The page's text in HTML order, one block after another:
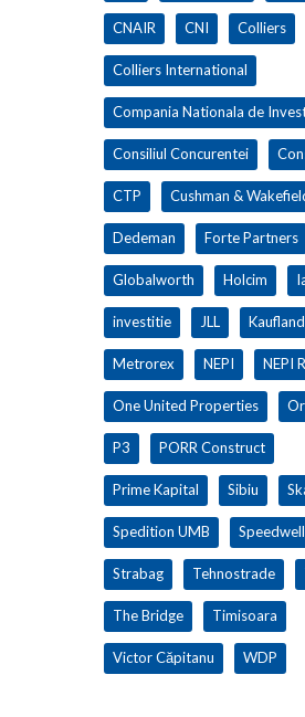
CNAIR CNI Colliers
Colliers International
Compania Nationala de
Consiliul Concurentei
CTP Cushman &
Dedeman Forte Partners
Globalworth Holcim
investitie JLL Kaufland
Metrorex NEPI NEPI
One United Properties
P3 PORR Construct
Prime Kapital Sibiu
Spedition UMB Speedwell
Strabag Tehnostrade
The Bridge Timisoara
Victor Căpitanu WDP